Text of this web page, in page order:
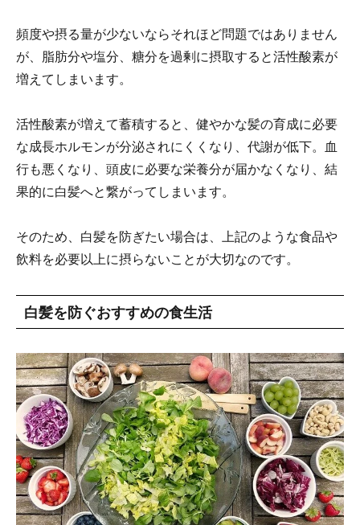
頻度や摂る量が少ないならそれほど問題ではありません
が、脂肪分や塩分、糖分を過剰に摂取すると活性酸素が
増えてしまいます。
活性酸素が増えて蓄積すると、健やかな髪の育成に必要
な成長ホルモンが分泌されにくくなり、代謝が低下。血
行も悪くなり、頭皮に必要な栄養分が届かなくなり、結
果的に白髪へと繋がってしまいます。
そのため、白髪を防ぎたい場合は、上記のような食品や
飲料を必要以上に摂らないことが大切なのです。
白髪を防ぐおすすめの食生活